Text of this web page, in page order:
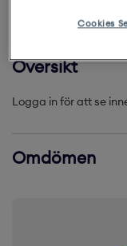
Översikt
Logga in för att se
Cookies